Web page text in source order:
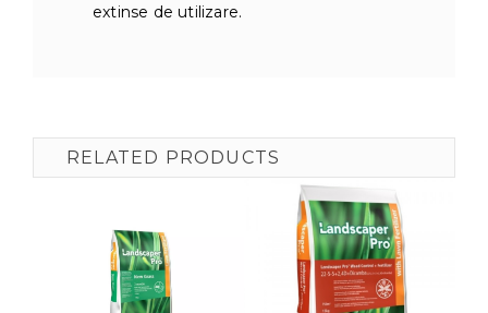
extinse de utilizare.
RELATED PRODUCTS